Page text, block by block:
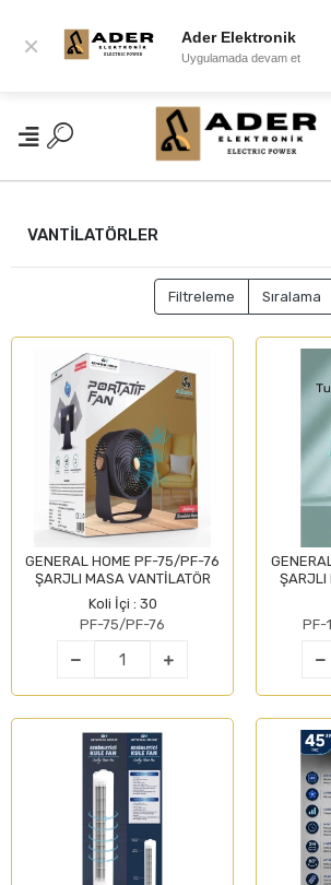
× Ader Elektronik
Uygulamada devam et
VANTİLATÖRLER
Filtreleme Sıralama
GENERAL HOME PF-75/PF-76
ŞARJLI MASA VANTİLATÖR
Koli İçi : 30
PF-75/PF-76
ŞARJLI
PF-